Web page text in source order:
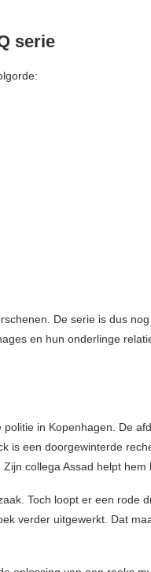
serie
De serie is dus
en hun onderlinge
in Kopenhagen. De
is een doorgewinterde
collega Assad helpt
Toch loopt er een rode
verder uitgewerkt. Dat